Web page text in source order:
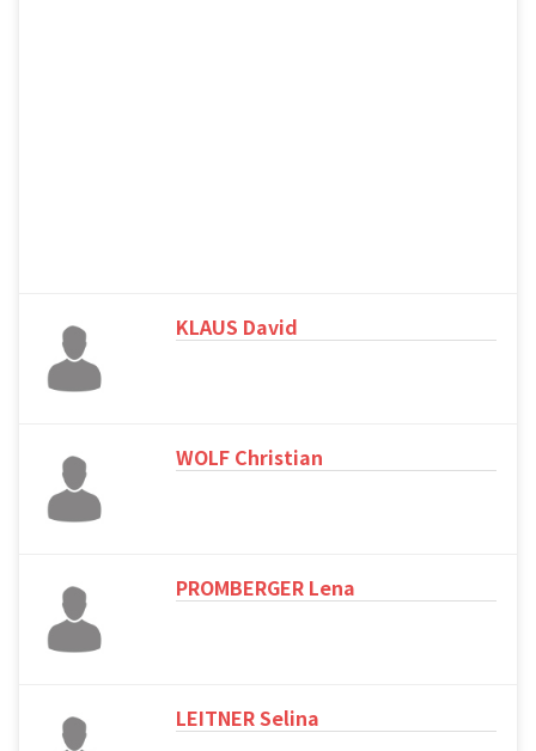
KLAUS David
WOLF Christian
PROMBERGER Lena
LEITNER Selina